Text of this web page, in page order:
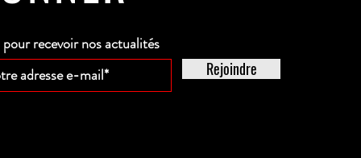
recevoir nos actualités
Rejoindre